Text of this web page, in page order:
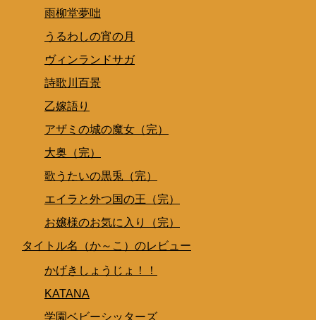
雨柳堂夢咄
うるわしの宵の月
ヴィンランドサガ
詩歌川百景
乙嫁語り
アザミの城の魔女（完）
大奥（完）
歌うたいの黒兎（完）
エイラと外つ国の王（完）
お嬢様のお気に入り（完）
タイトル名（か～こ）のレビュー
かげきしょうじょ！！
KATANA
学園ベビーシッターズ